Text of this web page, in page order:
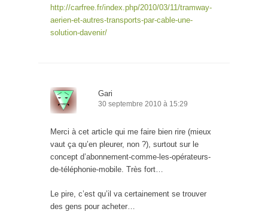
http://carfree.fr/index.php/2010/03/11/tramway-
aerien-et-autres-transports-par-cable-une-
solution-davenir/
Gari
30 septembre 2010 à 15:29
Merci à cet article qui me faire bien rire (mieux
vaut ça qu’en pleurer, non ?), surtout sur le
concept d’abonnement-comme-les-opérateurs-
de-téléphonie-mobile. Très fort…
Le pire, c’est qu’il va certainement se trouver
des gens pour acheter…